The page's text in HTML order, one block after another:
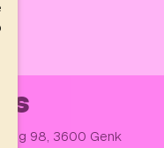
98, 3600 Genk